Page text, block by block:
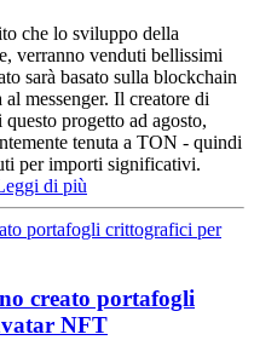
che lo sviluppo della
verranno venduti bellissimi
sarà basato sulla blockchain
messenger. Il creatore di
progetto ad agosto,
tenuta a TON - quindi
per importi significativi.
di più
creato portafogli
NFT